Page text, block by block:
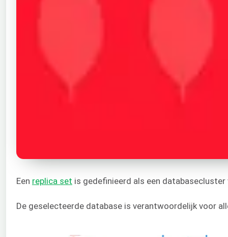
Een replica set is gedefinieerd als een
De geselecteerde database is verantwoordelijk voor